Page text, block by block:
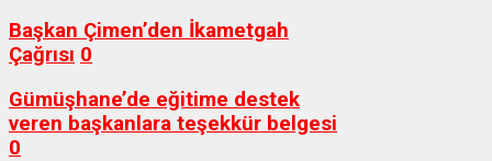
Başkan Çimen’den İkametgah
Çağrısı 0
Gümüşhane’de eğitime destek
veren başkanlara teşekkür belgesi
0